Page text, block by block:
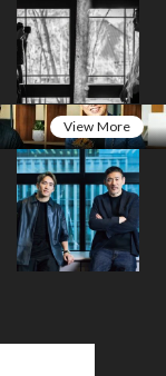
View More